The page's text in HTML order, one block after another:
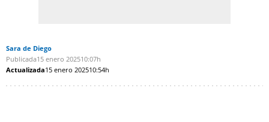
Sara de Diego
Publicada15 enero 202510:07h
Actualizada15 enero 202510:54h